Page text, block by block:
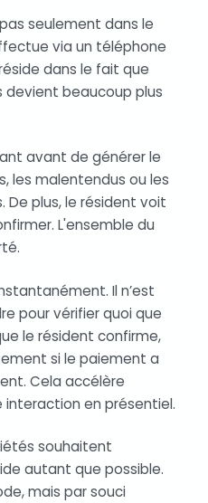
seulement dans le
via un téléphone
dans le fait que
devient beaucoup plus
avant de générer le
les malentendus ou les
De plus, le résident voit
L'ensemble du
Il n’est
pour vérifier quoi que
le résident confirme,
si le paiement a
Cela accélère
en présentiel.
souhaitent
autant que possible.
mais par souci